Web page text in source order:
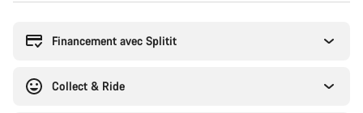
Financement avec Splitit
Collect & Ride